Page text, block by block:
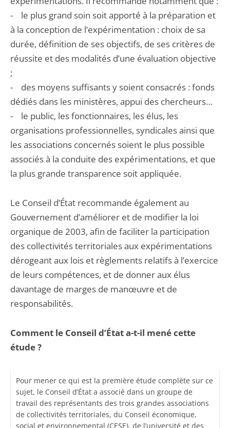
- le plus grand soin soit apporté à la préparation et
à la conception de l’expérimentation : choix de sa
durée, définition de ses objectifs, de ses critères de
réussite et des modalités d’une évaluation objective
;
- des moyens suffisants y soient consacrés : fonds
dédiés dans les ministères, appui des chercheurs…
- le public, les fonctionnaires, les élus, les
organisations professionnelles, syndicales ainsi que
les associations concernés soient le plus possible
associés à la conduite des expérimentations, et que
la plus grande transparence soit appliquée.
Le Conseil d’État recommande également au
Gouvernement d’améliorer et de modifier la loi
organique de 2003, afin de faciliter la participation
des collectivités territoriales aux expérimentations
dérogeant aux lois et règlements relatifs à l’exercice
de leurs compétences, et de donner aux élus
davantage de marges de manœuvre et de
responsabilités.
Comment le Conseil d’État a-t-il mené cette
étude ?
Pour mener ce qui est la première étude complète sur ce
sujet, le Conseil d’État a associé dans un groupe de
travail des représentants des trois grandes associations
de collectivités territoriales, du Conseil économique,
social et environnemental (CESE), de l’université et des